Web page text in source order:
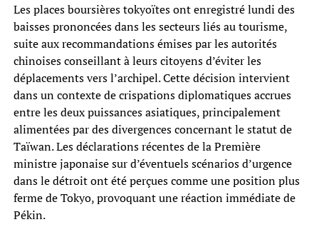
Les places boursières tokyoïtes ont enregistré lundi des
baisses prononcées dans les secteurs liés au tourisme,
suite aux recommandations émises par les autorités
chinoises conseillant à leurs citoyens d’éviter les
déplacements vers l’archipel. Cette décision intervient
dans un contexte de crispations diplomatiques accrues
entre les deux puissances asiatiques, principalement
alimentées par des divergences concernant le statut de
Taïwan. Les déclarations récentes de la Première
ministre japonaise sur d’éventuels scénarios d’urgence
dans le détroit ont été perçues comme une position plus
ferme de Tokyo, provoquant une réaction immédiate de
Pékin.